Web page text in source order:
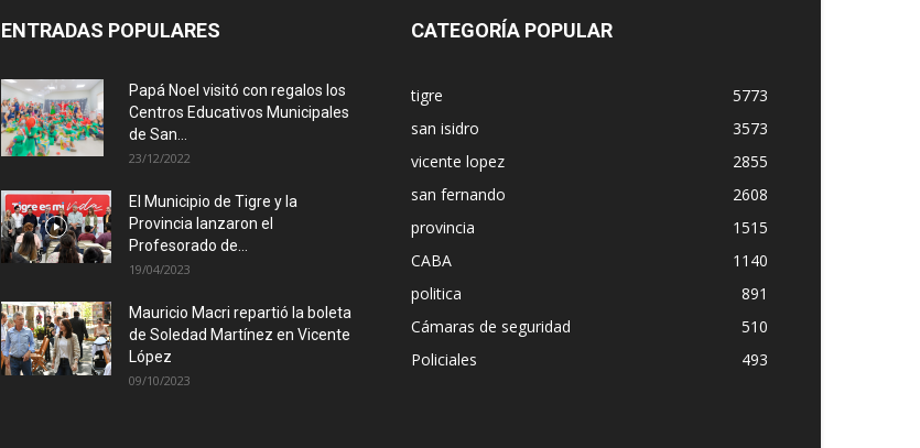
ENTRADAS POPULARES
Papá Noel visitó con regalos los
Centros Educativos Municipales
de San...
23/12/2022
El Municipio de Tigre y la
Provincia lanzaron el
Profesorado de...
19/04/2023
Mauricio Macri repartió la boleta
de Soledad Martínez en Vicente
López
09/10/2023
CATEGORÍA POPULAR
tigre
5773
san isidro
3573
vicente lopez
2855
san fernando
2608
provincia
1515
CABA
1140
politica
891
Cámaras de seguridad
510
Policiales
493